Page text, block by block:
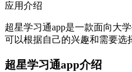
应用介绍
超星学习通app是一款面向大
可以根据自己的兴趣和需要选
超星学习通app介绍